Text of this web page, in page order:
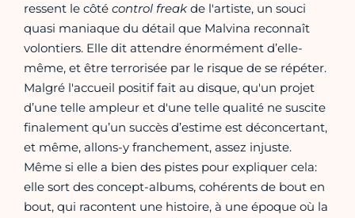
ressent le côté control freak de l'artiste, un souci
quasi maniaque du détail que Malvina reconnaît
volontiers. Elle dit attendre énormément d’elle-
même, et être terrorisée par le risque de se répéter.
Malgré l'accueil positif fait au disque, qu'un projet
d’une telle ampleur et d'une telle qualité ne suscite
finalement qu’un succès d’estime est déconcertant,
et même, allons-y franchement, assez injuste.
Même si elle a bien des pistes pour expliquer cela:
elle sort des concept-albums, cohérents de bout en
bout, qui racontent une histoire, à une époque où la